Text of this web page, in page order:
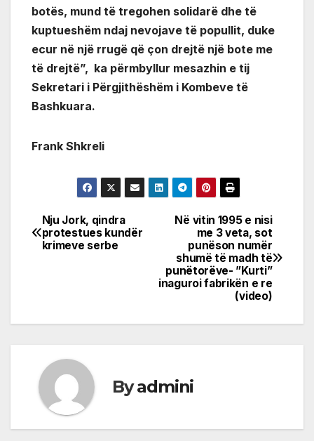
botës, mund të tregohen solidarë dhe të
kuptueshëm ndaj nevojave të popullit, duke
ecur në një rrugë që çon drejtë një bote me
të drejtë”, ka përmbyllur mesazhin e tij
Sekretari i Përgjithëshëm i Kombeve të
Bashkuara.
Frank Shkreli
Post
navigation
Në vitin 1995 e nisi
me 3 veta, sot
punëson numër
shumë të madh të
punëtorëve- ”Kurti”
inaguroi fabrikën e re
(video)
Nju Jork, qindra
protestues kundër
krimeve serbe
Byadmini